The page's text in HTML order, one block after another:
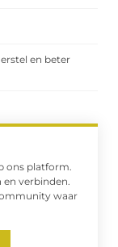
en beter
ons platform.
en verbinden.
waar